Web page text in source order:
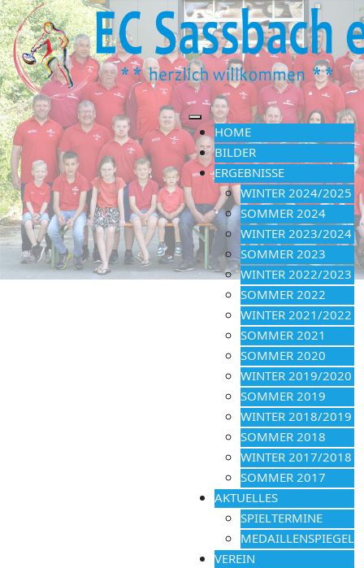
HOME
BILDER
ERGEBNISSE
WINTER 2024/2025
SOMMER 2024
WINTER 2023/2024
SOMMER 2023
WINTER 2022/2023
SOMMER 2022
WINTER 2021/2022
SOMMER 2021
SOMMER 2020
WINTER 2019/2020
SOMMER 2019
WINTER 2018/2019
SOMMER 2018
WINTER 2017/2018
SOMMER 2017
AKTUELLES
SPIELTERMINE
MEDAILLENSPIEGEL
VEREIN